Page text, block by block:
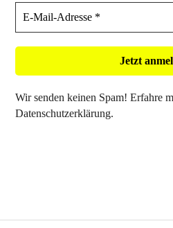
Wir senden keinen Spam! Erfahre
Datenschutzerklärung.